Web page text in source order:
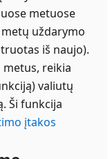
metuose
uždarymo
iš naujo).
reikia
valiutų
Ši funkcija
įtakos